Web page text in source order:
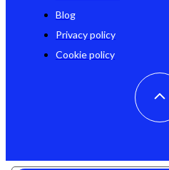
Blog
Privacy policy
Cookie policy